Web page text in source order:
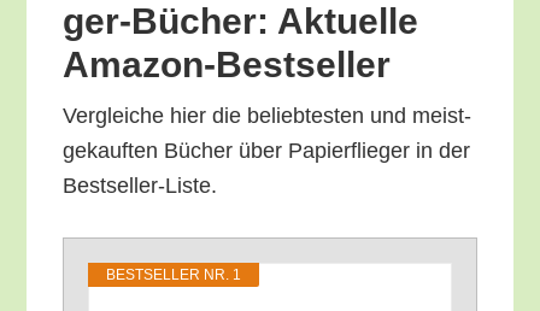
ger-Bücher: Aktu­el­le
Amazon-Bestseller
Ver­glei­che hier die belieb­tes­ten und meist­
ge­kauf­ten Bücher über Papier­flie­ger in der
Bestseller-Liste.
BEST­SEL­LER NR. 1